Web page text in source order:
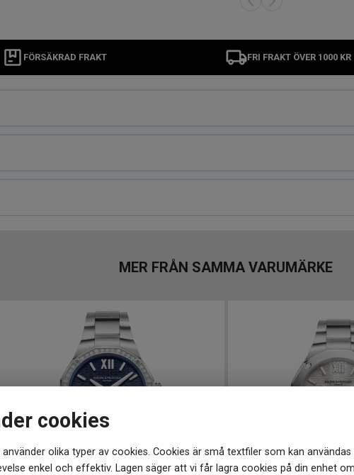
cookies
använder olika typer av cookies. Cookies är små textfiler som kan
enkel och effektiv. Lagen säger att vi får lagra cookies på din enhet
FÖRSÄKRAD FRAKT FRI FRAKT ÖVER 1000 KR
MER FRÅN SAMMA VARUMÄRKE